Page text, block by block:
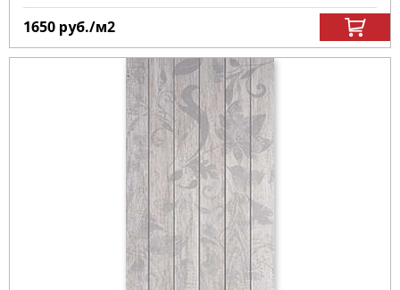
1650 руб./м2